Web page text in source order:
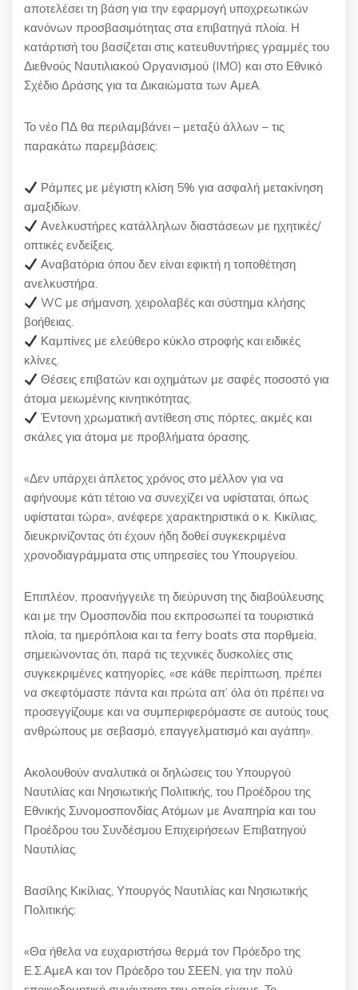
αποτελέσει τη βάση για την εφαρμογή υποχρεωτικών
κανόνων προσβασιμότητας στα επιβατηγά πλοία. Η
κατάρτισή του βασίζεται στις κατευθυντήριες γραμμές του
Διεθνούς Ναυτιλιακού Οργανισμού (IMO) και στο Εθνικό
Σχέδιο Δράσης για τα Δικαιώματα των ΑμεΑ.
Το νέο ΠΔ θα περιλαμβάνει – μεταξύ άλλων – τις
παρακάτω παρεμβάσεις:
Ράμπες με μέγιστη κλίση 5% για ασφαλή μετακίνηση
αμαξιδίων.
Ανελκυστήρες κατάλληλων διαστάσεων με ηχητικές/
οπτικές ενδείξεις.
Αναβατόρια όπου δεν είναι εφικτή η τοποθέτηση
ανελκυστήρα.
WC με σήμανση, χειρολαβές και σύστημα κλήσης
βοήθειας.
Καμπίνες με ελεύθερο κύκλο στροφής και ειδικές
κλίνες.
Θέσεις επιβατών και οχημάτων με σαφές ποσοστό για
άτομα μειωμένης κινητικότητας.
Έντονη χρωματική αντίθεση στις πόρτες, ακμές και
σκάλες για άτομα με προβλήματα όρασης.
«Δεν υπάρχει άπλετος χρόνος στο μέλλον για να
αφήνουμε κάτι τέτοιο να συνεχίζει να υφίσταται, όπως
υφίσταται τώρα», ανέφερε χαρακτηριστικά ο κ. Κικίλιας,
διευκρινίζοντας ότι έχουν ήδη δοθεί συγκεκριμένα
χρονοδιαγράμματα στις υπηρεσίες του Υπουργείου.
Επιπλέον, προανήγγειλε τη διεύρυνση της διαβούλευσης
και με την Ομοσπονδία που εκπροσωπεί τα τουριστικά
πλοία, τα ημερόπλοια και τα ferry boats στα πορθμεία,
σημειώνοντας ότι, παρά τις τεχνικές δυσκολίες στις
συγκεκριμένες κατηγορίες, «σε κάθε περίπτωση, πρέπει
να σκεφτόμαστε πάντα και πρώτα απ’ όλα ότι πρέπει να
προσεγγίζουμε και να συμπεριφερόμαστε σε αυτούς τους
ανθρώπους με σεβασμό, επαγγελματισμό και αγάπη».
Ακολουθούν αναλυτικά οι δηλώσεις του Υπουργού
Ναυτιλίας και Νησιωτικής Πολιτικής, του Προέδρου της
Εθνικής Συνομοσπονδίας Ατόμων με Αναπηρία και του
Προέδρου του Συνδέσμου Επιχειρήσεων Επιβατηγού
Ναυτιλίας.
Βασίλης Κικίλιας, Υπουργός Ναυτιλίας και Νησιωτικής
Πολιτικής:
«Θα ήθελα να ευχαριστήσω θερμά τον Πρόεδρο της
Ε.Σ.ΑμεΑ και τον Πρόεδρο του ΣΕΕΝ, για την πολύ